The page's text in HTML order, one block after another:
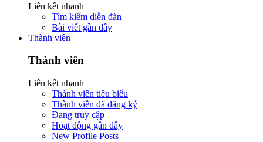
Liên kết nhanh
Tìm kiếm diễn đàn
Bài viết gần đây
Thành viên
Thành viên
Liên kết nhanh
Thành viên tiêu biểu
Thành viên đã đăng ký
Đang truy cập
Hoạt động gần đây
New Profile Posts